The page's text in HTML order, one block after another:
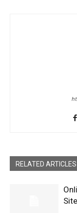
RELATED ARTICLES